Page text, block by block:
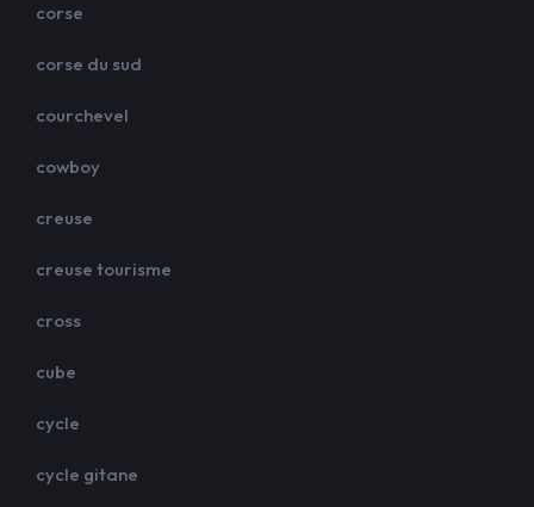
corse
corse du sud
courchevel
cowboy
creuse
creuse tourisme
cross
cube
cycle
cycle gitane